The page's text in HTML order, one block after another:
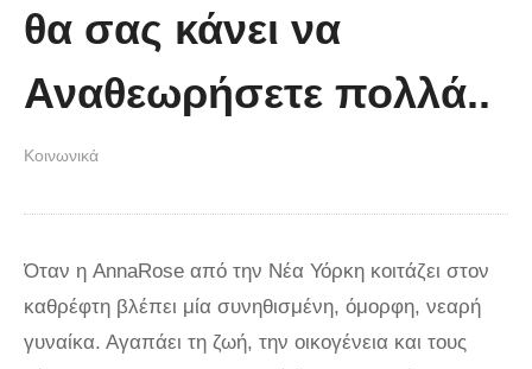
θα σας κάνει να
Αναθεωρήσετε πολλά..
Κοινωνικά
Όταν η AnnaRose από την Νέα Υόρκη κοιτάζει στον
καθρέφτη βλέπει μία συνηθισμένη, όμορφη, νεαρή
γυναίκα. Αγαπάει τη ζωή, την οικογένεια και τους